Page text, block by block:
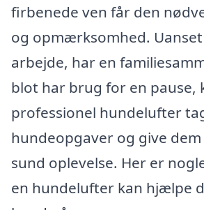
firbenede ven får den
og opmærksomhed.
arbejde, har en
blot har brug for en pause,
professionel hundelufter
hundeopgaver og give
sund oplevelse. Her er
en hundelufter kan hjælpe